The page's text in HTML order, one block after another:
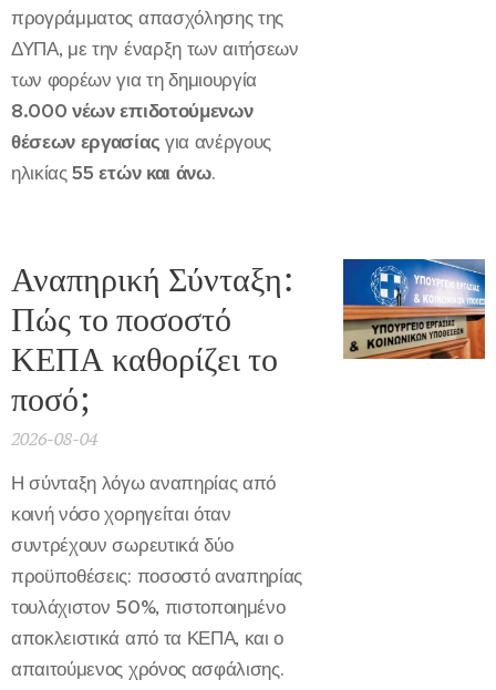
προγράμματος απασχόλησης της
ΔΥΠΑ, με την έναρξη των αιτήσεων
των φορέων για τη δημιουργία
8.000 νέων επιδοτούμενων
θέσεων εργασίας για ανέργους
ηλικίας55 ετών και άνω.
Αναπηρική Σύνταξη:
Πώς το ποσοστό
ΚΕΠΑ καθορίζει το
ποσό;
2026-08-04
Η σύνταξη λόγω αναπηρίας από
κοινή νόσο χορηγείται όταν
συντρέχουν σωρευτικά δύο
προϋποθέσεις: ποσοστό αναπηρίας
τουλάχιστον 50%, πιστοποιημένο
αποκλειστικά από τα ΚΕΠΑ, και ο
απαιτούμενος χρόνος ασφάλισης.